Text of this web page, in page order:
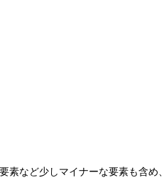
など少しマイナーな要素も含め